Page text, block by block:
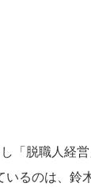
「脱職人経
いるのは、鈴